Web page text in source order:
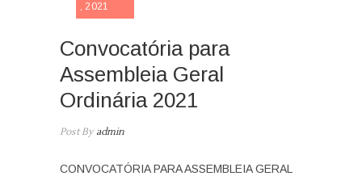
, 2021
Convocatória para
Assembleia Geral
Ordinária 2021
Post Byadmin
CONVOCATÓRIA PARA ASSEMBLEIA GERAL